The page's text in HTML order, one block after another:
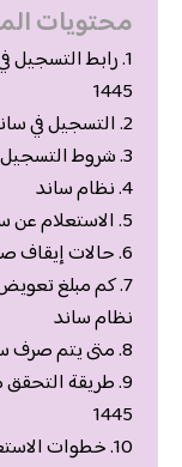
محتويات
رابط التسجيل
1445
التسجيل في
شروط
نظام ساند
الاستعلام عن
حالات إيقاف
كم مبلغ
نظام ساند
متى يتم صرف
طريقة
1445
خطوات